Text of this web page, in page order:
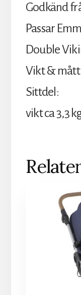
Godkänd
Passar
Double
Vikt & mått
Sittdel:
vikt ca 3,3